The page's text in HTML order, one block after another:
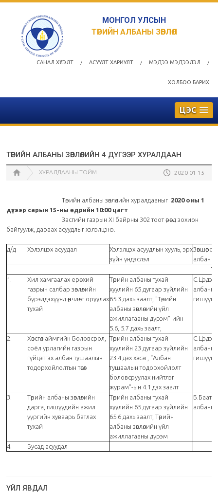
МОНГОЛ УЛСЫН
ТӨРИЙН АЛБАНЫ ЗӨВЛӨЛ
САНАЛ ХҮСЭЛТ / АСУУЛТ ХАРИУЛТ / МЭДЭЭ МЭДЭЭЛЭЛ /
ХОЛБОО БАРИХ
ЦЭС
ТӨРИЙН АЛБАНЫ ЗӨВЛӨЛИЙН 4 ДҮГЭЭР ХУРАЛДААН
ХУРАЛДААНЫ ТОЙМ 2020-01-15
Төрийн албаны зөвлөлийн хуралдааныг 2020 оны 1
дүгээр сарын 15-ны өдрийн 10:00 цагт
Засгийн газрын XI байрны 302 тоот өрөөнд зохион
байгуулж, дараах асуудлыг хэлэлцэнэ.
д/д Хэлэлцэх асуудал
Хэлэлцэх асуудлын хууль, эрх
зүйн үндэслэл
Зөвшөөрсөн
албан
1.
Хил хамгаалах ерөнхий
газрын салбар зөвлөлийн
бүрэлдэхүүнд өөрчлөлт оруулах
тухай
Төрийн албаны тухай
хуулийн 65 дугаар зүйлийн
65.3 дахь заалт, "Төрийн
албаны зөвлөлийн үйл
ажиллагааны дүрэм"-ийн
5.6, 5.7 дахь заалт,
албаны
гишүүн
2.
Хөвсгөл аймгийн Боловсрол,
соёл урлагийн газрын
гүйцэтгэх албан тушаалын
тодорхойлолтын төсөл
Төрийн албаны тухай
хуулийн 23 дугаар зүйлийн
23.4 дэх хэсэг, “Албан
тушаалын тодорхойлолт
боловсруулах нийтлэг
журам”-ын 4.1 дэх заалт
албаны
гишүүн
3.
Төрийн албаны зөвлөлийн
дарга, гишүүдийн ажил
үүргийн хуваарь батлах
тухай
Төрийн албаны тухай
хуулийн 65 дугаар зүйлийн
65.6 дахь заалт, Төрийн
албаны зөвлөлийн үйл
ажиллагааны дүрэм
албаны
4. Бусад асуудал
ҮЙЛ ЯВДАЛ